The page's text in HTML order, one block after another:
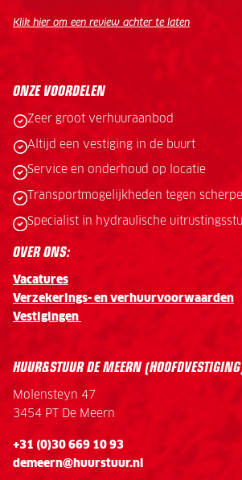
Klik hier om een review achter te laten
ONZE VOORDELEN
Zeer groot verhuuraanbod
Altijd een vestiging in de buurt
Service en onderhoud op locatie
Transportmogelijkheden tegen
Specialist in hydraulische
OVER ONS:
Vacatures
Verzekerings- en verhuurvoorwaarden
Vestigingen
HUUR&STUUR DE MEERN
Molensteyn 47
3454 PT De Meern
+31 (0)30 669 10 93
demeern@huurstuur.nl